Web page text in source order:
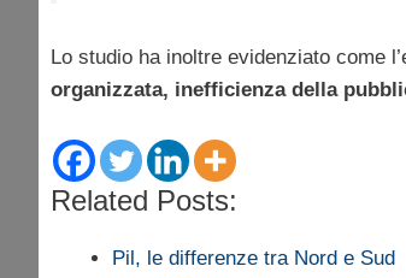
Lo studio ha inoltre evidenziato come
organizzata, inefficienza della
Related Posts:
Pil, le differenze tra Nord e Sud